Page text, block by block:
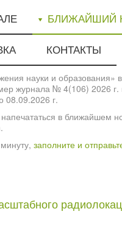
БЛИЖАЙШИЙ
КОНТАКТЫ
науки и образования»
журнала № 4(106) 2026 г.
08.09.2026 г.
в ближайшем
заполните и